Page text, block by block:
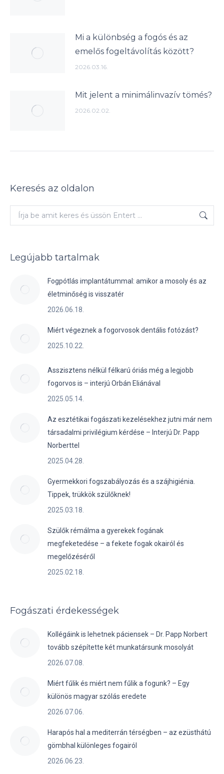
Mi a különbség a fogós és az
emelős fogeltávolítás között?
2026.03.16.
Mit jelent a minimálinvazív tömés?
2026.02.02.
Keresés az oldalon
Keresés:
Legújabb tartalmak
Fogpótlás implantátummal: amikor a mosoly és az
életminőség is visszatér
2026.06.18.
Miért végeznek a fogorvosok dentális fotózást?
2025.10.22.
Asszisztens nélkül félkarú óriás még a legjobb
fogorvos is – interjú Orbán Eliánával
2025.05.14.
Az esztétikai fogászati kezelésekhez jutni már nem
társadalmi privilégium kérdése – Interjú Dr. Papp
Norberttel
2025.04.28.
Gyermekkori fogszabályozás és a szájhigiénia.
Tippek, trükkök szülőknek!
2025.03.18.
Szülők rémálma a gyerekek fogának
megfeketedése – a fekete fogak okairól és
megelőzéséről
2025.02.18.
Fogászati érdekességek
Kollégáink is lehetnek páciensek – Dr. Papp Norbert
tovább szépítette két munkatársunk mosolyát
2026.07.08.
Miért fűlik és miért nem fűlik a fogunk? – Egy
különös magyar szólás eredete
2026.07.06.
Harapós hal a mediterrán térségben – az ezüsthátú
gömbhal különleges fogairól
2026.06.23.